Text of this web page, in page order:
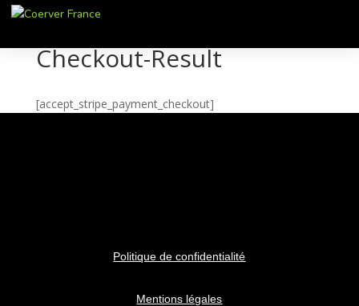
Checkout-Result
[accept_stripe_payment_checkout]
Politique de confidentialité
Mentions légales